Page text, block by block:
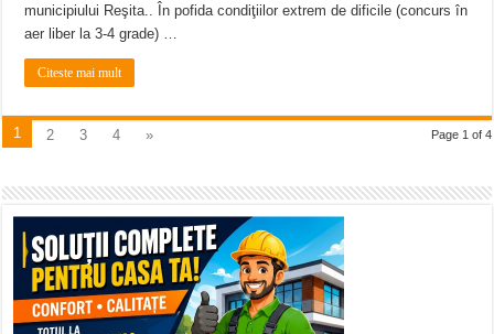
municipiului Reşita.. În pofida condiţiilor extrem de dificile (concurs în
aer liber la 3-4 grade) …
Citeste mai mult
Page 1 of 4
1 2 3 4 »